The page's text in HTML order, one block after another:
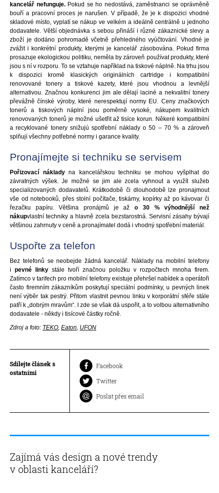
kancelář nefunguje.Pokud se ho nedostává, zaměstnanci se oprávněně
bouří a pracovní proces je narušen. V případě, že je k dispozici vhodné
skladové místo, vyplatí se nákup ve velkém a ideálně centrálně u jednoho
dodavatele. Větší objednávka s sebou přináší i různé zákaznické slevy a
zboží je dodáno pohromadě včetně přehledného vyúčtování. Vhodné je
zvážit i konkrétní produkty, kterými je kancelář zásobována. Pokud firma
prosazuje ekologickou politiku, neměla by zároveň používat produkty, které
jsou s ní v rozporu. To se vztahuje například na tiskové náplně. Na trhu jsou
k dispozici kromě klasických originálních cartridge i kompatibilní
renovované tonery a tiskové kazety, které jsou vhodnou a levnější
alternativou. Značnou konkurenci jim ale dělají laciné a nekvalitní tonery
převážně čínské výroby, které nerespektují normy EU. Ceny značkových
tonerů a tiskových náplní jsou poměrně vysoké, nákupem kvalitních
renovovaných tonerů je možné ušetřit až tisíce korun. Někeré kompatibilní
a recyklované tonery snižujú spotřební náklady o 50 – 70 % a zároveň
splňují všechny potřebné normy i garance kvality.
Pronajímejte si techniku se servisem
Pořizovací náklady na kancelářskou techniku se mohou vyšplhat do
závratných výšek. Je možné se jim ale zcela vyhnout a využít služeb
specializovaných dodavatelů. Krátkodobě či dlouhodobě lze pronajmout
vše od notebooků, přes stolní počítače, tiskárny, kopírky až po kávovar či
řezačku papíru. Většina pronájmů je ažo 30 % výhodnější než
nákupvlastní techniky a hlavně zcela bezstarostná. Servisní zásahy bývají
většinou zahrnuty v ceně a pronajímatel dodá i vhodný spotřební materiál.
Uspořte za telefon
Bez telefonů se neobejde žádná kancelář. Náklady na mobilní telefony
i pevné linky stále tvoří značnou položku v rozpočtech mnoha firem.
Zatímco v tarifech pro mobilní telefony existuje přehršel nabídek a operátoři
často firemním zákazníkům poskytují speciální podmínky, u pevných linek
není výběr tak pestrý. Přitom vlastnit pevnou linku v korporátní sféře stále
patří k „dobrým mravům“. I zde se však dá uspořit, a to volbou alternativního
dodavatele - někdy i tisícové částky ročně.
Zdroj a foto: TEKO Eaton UFON
Sdílejte článek s
ostatními
Facebook
Twitter
Poslat přes email
Zajímá vás design a nové trendy
v oblasti kanceláří?